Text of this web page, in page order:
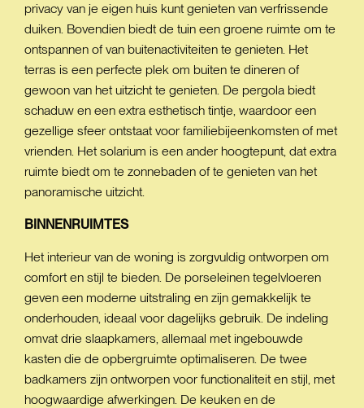
privacy van je eigen huis kunt genieten van verfrissende
duiken. Bovendien biedt de tuin een groene ruimte om te
ontspannen of van buitenactiviteiten te genieten. Het
terras is een perfecte plek om buiten te dineren of
gewoon van het uitzicht te genieten. De pergola biedt
schaduw en een extra esthetisch tintje, waardoor een
gezellige sfeer ontstaat voor familiebijeenkomsten of met
vrienden. Het solarium is een ander hoogtepunt, dat extra
ruimte biedt om te zonnebaden of te genieten van het
panoramische uitzicht.
BINNENRUIMTES
Het interieur van de woning is zorgvuldig ontworpen om
comfort en stijl te bieden. De porseleinen tegelvloeren
geven een moderne uitstraling en zijn gemakkelijk te
onderhouden, ideaal voor dagelijks gebruik. De indeling
omvat drie slaapkamers, allemaal met ingebouwde
kasten die de opbergruimte optimaliseren. De twee
badkamers zijn ontworpen voor functionaliteit en stijl, met
hoogwaardige afwerkingen. De keuken en de